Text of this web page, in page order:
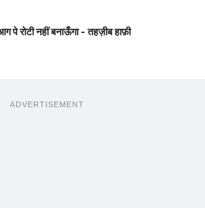
पे रोटी नहीं बनाऊँगा - तहज़ीब हाफ़ी
ADVERTISEMENT